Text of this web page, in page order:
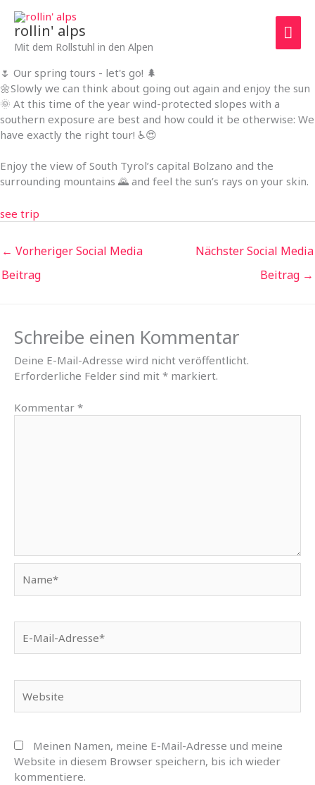
Inhalt
springen
rollin' alps
Mit dem Rollstuhl in den Alpen
🌷 Our spring tours - let's go! 🌲
🌼Slowly we can think about going out again and enjoy the sun
🌞 At this time of the year wind-protected slopes with a
southern exposure are best and how could it be otherwise: We
have exactly the right tour! ♿😍
Enjoy the view of South Tyrol’s capital Bolzano and the
surrounding mountains 🌄 and feel the sun’s rays on your skin.
see trip
← Vorheriger Social Media
Beitrag
Nächster Social Media
Beitrag →
Schreibe einen Kommentar
Deine E-Mail-Adresse wird nicht veröffentlicht.
Erforderliche Felder sind mit * markiert.
Kommentar *
Mail-
Meinen Namen, meine E-Mail-Adresse und meine
Website in diesem Browser speichern, bis ich wieder
kommentiere.